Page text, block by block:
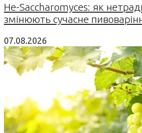
Не-Saccharomyces: як
змінюють сучасне
07.08.2026